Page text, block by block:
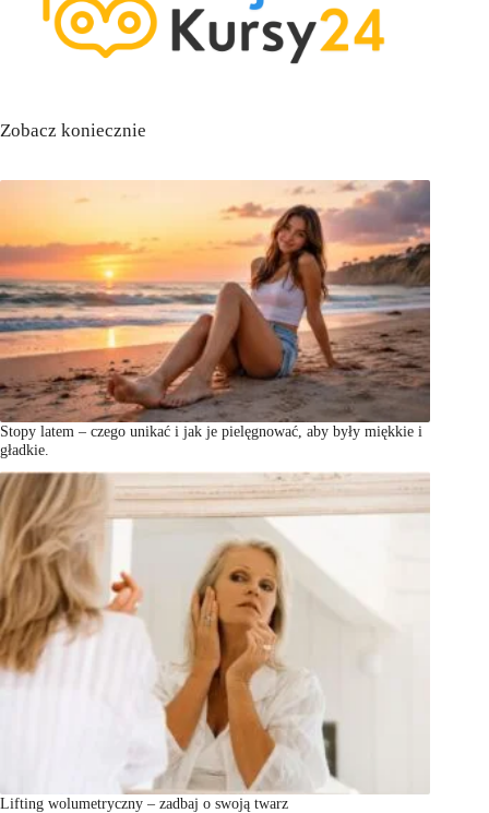
Zobacz koniecznie
Stopy latem – czego unikać i jak je pielęgnować, aby były miękkie i
gładkie.
Lifting wolumetryczny – zadbaj o swoją twarz